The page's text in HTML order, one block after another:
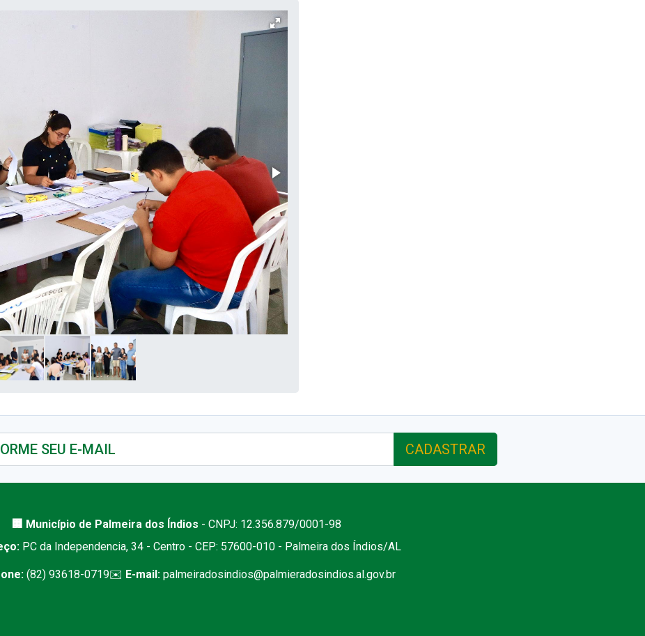
CADASTRAR
🏢 Município de Palmeira dos Índios - CNPJ: 12.356.879/0001-98
PC da Independencia, 34 - Centro - CEP: 57600-010 - Palmeira dos Índios/AL
(82) 93618-0719✉️ E-mail: palmeiradosindios@palmieradosindios.al.gov.br